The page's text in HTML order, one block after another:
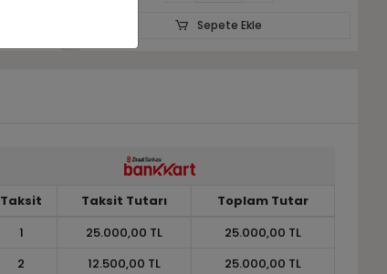
Sepete Ekle
Taksit Taksit Tutarı
Toplam Tutar
1
25.000,00 TL
25.000,00 TL
2
12.500,00 TL
25.000,00 TL